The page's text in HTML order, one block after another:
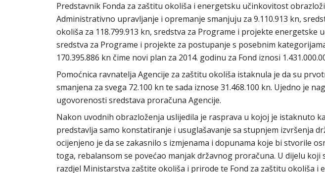
Predstavnik Fonda za zaštitu okoliša i energetsku učinkovitost
Administrativno upravljanje i opremanje smanjuju za 9.110.913 kn,
okoliša za 118.799.913 kn, sredstva za Programe i projekte energetske
sredstva za Programe i projekte za postupanje s posebnim
170.395.886 kn čime novi plan za 2014. godinu za Fond iznosi
Pomoćnica ravnatelja Agencije za zaštitu okoliša istaknula je da su
smanjena za svega 72.100 kn te sada iznose 31.468.100 kn. Ujedno je
ugovorenosti sredstava proračuna Agencije.
Nakon uvodnih obrazloženja uslijedila je rasprava u kojoj je istaknuto
predstavlja samo konstatiranje i usuglašavanje sa stupnjem izvršenja
ocijenjeno je da se zakasnilo s izmjenama i dopunama koje bi stvorile
toga, rebalansom se povećao manjak državnog proračuna. U dijelu koji
razdjel Ministarstva zaštite okoliša i prirode te Fond za zaštitu okoliša